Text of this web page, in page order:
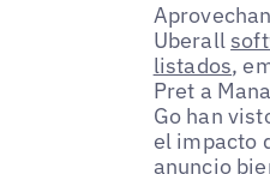
Uberall
listados,
Pret a
Go han
el impacto
anuncio